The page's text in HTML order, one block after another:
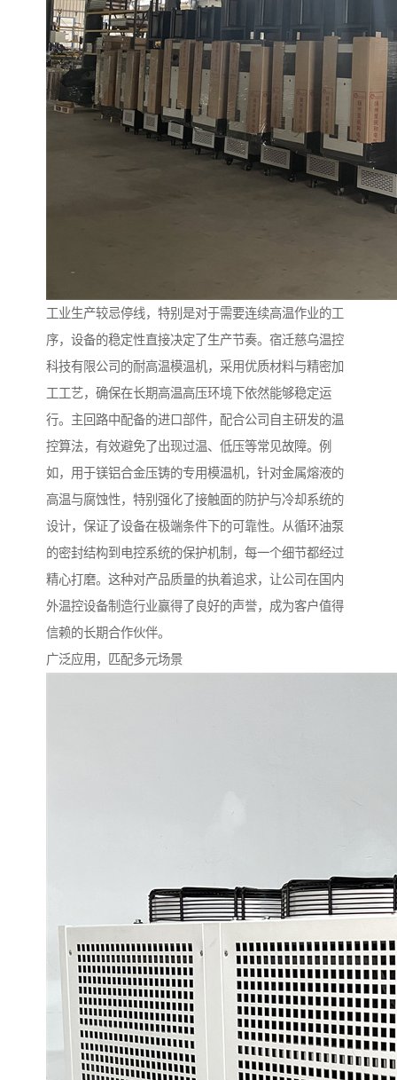
工业生产较忌停线，特别是对于需要连续高温作业的工
序，设备的稳定性直接决定了生产节奏。宿迁慈乌温控
科技有限公司的耐高温模温机，采用优质材料与精密加
工工艺，确保在长期高温高压环境下依然能够稳定运
行。主回路中配备的进口部件，配合公司自主研发的温
控算法，有效避免了出现过温、低压等常见故障。例
如，用于镁铝合金压铸的专用模温机，针对金属熔液的
高温与腐蚀性，特别强化了接触面的防护与冷却系统的
设计，保证了设备在极端条件下的可靠性。从循环油泵
的密封结构到电控系统的保护机制，每一个细节都经过
精心打磨。这种对产品质量的执着追求，让公司在国内
外温控设备制造行业赢得了良好的声誉，成为客户值得
信赖的长期合作伙伴。
广泛应用，匹配多元场景